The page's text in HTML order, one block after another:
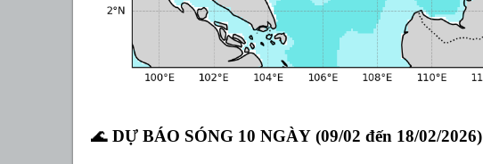
🌊 DỰ BÁO SÓNG 10 NGÀY (09/02 đến 18/02/2026)